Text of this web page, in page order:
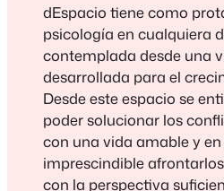
dEspacio tiene como
psicología en cualquiera
contemplada desde una
desarrollada para el
Desde este espacio se
poder solucionar los
con una vida amable y en
imprescindible
con la perspectiva